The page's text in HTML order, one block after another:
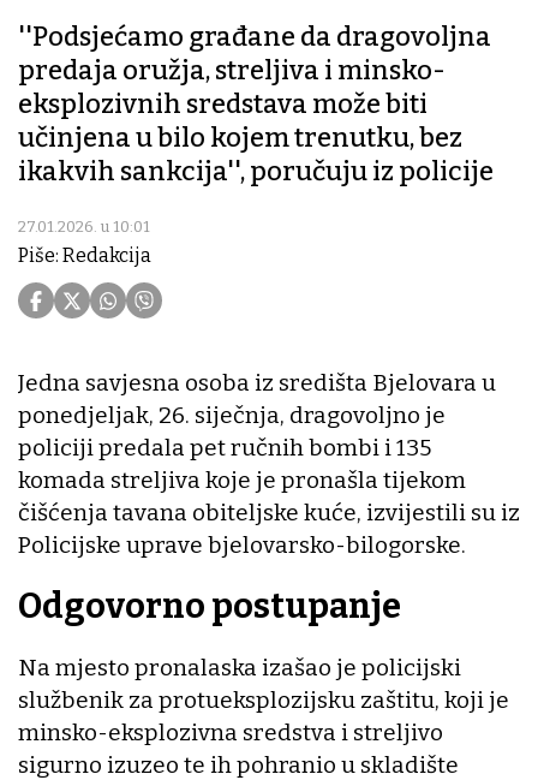
''Podsjećamo građane da dragovoljna
predaja oružja, streljiva i minsko-
eksplozivnih sredstava može biti
učinjena u bilo kojem trenutku, bez
ikakvih sankcija'', poručuju iz policije
27.01.2026. u 10:01
Piše: Redakcija
Jedna savjesna osoba iz središta Bjelovara u
ponedjeljak, 26. siječnja, dragovoljno je
policiji predala pet ručnih bombi i 135
komada streljiva koje je pronašla tijekom
čišćenja tavana obiteljske kuće, izvijestili su iz
Policijske uprave bjelovarsko-bilogorske.
Odgovorno postupanje
Na mjesto pronalaska izašao je policijski
službenik za protueksplozijsku zaštitu, koji je
minsko-eksplozivna sredstva i streljivo
sigurno izuzeo te ih pohranio u skladište